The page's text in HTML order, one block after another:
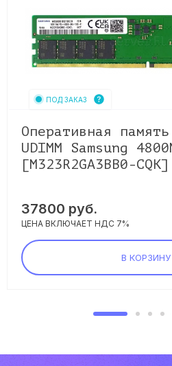
ПОД ЗАКАЗ
Оперативная память
UDIMM Samsung
[M323R2GA3BB0-CQK]
37800 руб.
ЦЕНА ВКЛЮЧАЕТ НДС 7%
В КОРЗИНУ